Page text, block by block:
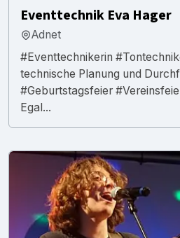
Eventtechnik Eva Hager
Adnet
#Eventtechnikerin
technische Planung und
#Geburtstagsfeier
Egal...